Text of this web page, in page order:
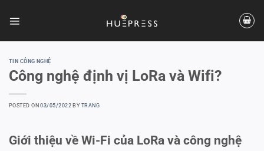
TIN CÔNG NGHỆ
Công nghệ định vị LoRa và Wifi?
POSTED ON03/05/2022 BY TRANG
Giới thiệu về Wi-Fi của LoRa và công nghệ